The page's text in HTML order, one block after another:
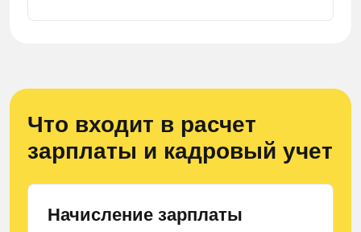
Что входит в расчет
зарплаты и кадровый учет
Начисление зарплаты